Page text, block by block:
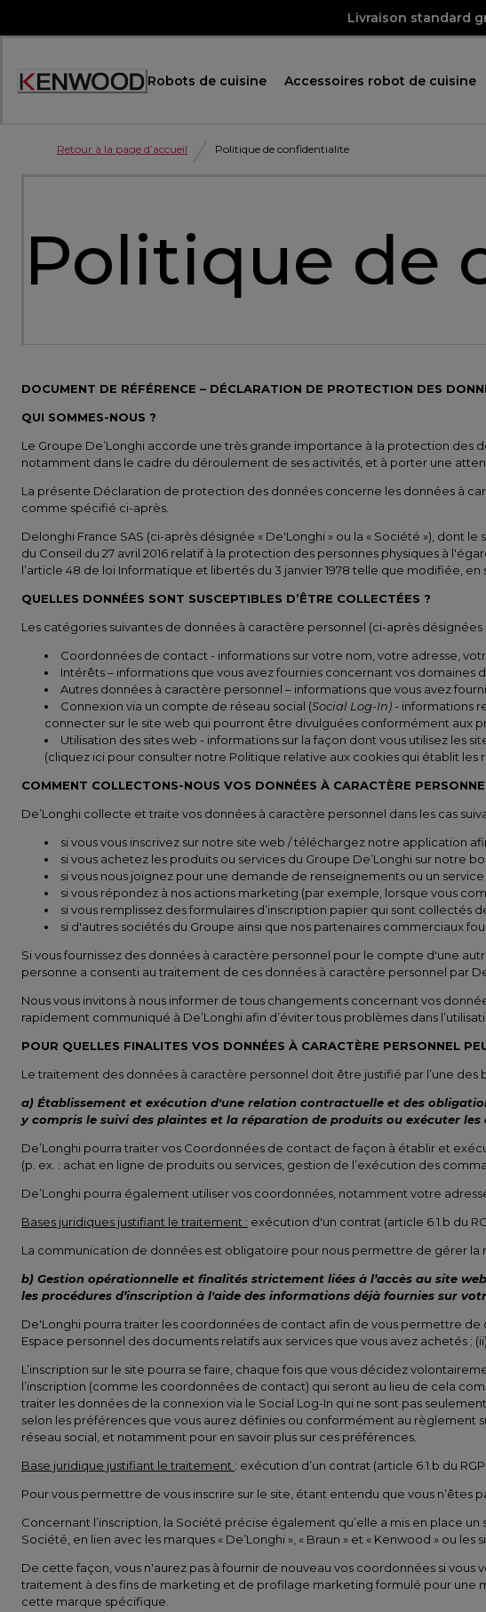
Livraison standard
Accessibility
Robots de cuisine Accessoires robot de cuisine
Retour à la page d’accueil Politique de confidentialite
Politique de
DOCUMENT DE RÉFÉRENCE – DÉCLARATION DE PROTECTION DES
QUI SOMMES-NOUS ?
Le Groupe De’Longhi accorde une très grande importance à la protection des
notamment dans le cadre du déroulement de ses activités, et à porter une
La présente Déclaration de protection des données concerne les données à
comme spécifié ci-après.
Delonghi France SAS (ci-après désignée « De'Longhi » ou la « Société »), dont
du Conseil du 27 avril 2016 relatif à la protection des personnes physiques à
l’article 48 de loi Informatique et libertés du 3 janvier 1978 telle que modifiée,
QUELLES DONNÉES SONT SUSCEPTIBLES D’ÊTRE COLLECTÉES ?
Les catégories suivantes de données à caractère personnel (ci-après
Coordonnées de contact - informations sur votre nom, votre adresse,
Intérêts – informations que vous avez fournies concernant vos domaines
Autres données à caractère personnel – informations que vous avez
Connexion via un compte de réseau social (Social Log-In) - informations
connecter sur le site web qui pourront être divulguées conformément aux
Utilisation des sites web - informations sur la façon dont vous utilisez les
(cliquez ici pour consulter notre Politique relative aux cookies qui établit les
COMMENT COLLECTONS-NOUS VOS DONNÉES À CARACTÈRE
De’Longhi collecte et traite vos données à caractère personnel dans les cas
si vous vous inscrivez sur notre site web / téléchargez notre application
si vous achetez les produits ou services du Groupe De’Longhi sur notre
si vous nous joignez pour une demande de renseignements ou un
si vous répondez à nos actions marketing (par exemple, lorsque vous
si vous remplissez des formulaires d’inscription papier qui sont
si d'autres sociétés du Groupe ainsi que nos partenaires commerciaux
Si vous fournissez des données à caractère personnel pour le compte d'une
personne a consenti au traitement de ces données à caractère personnel par
Nous vous invitons à nous informer de tous changements concernant vos
rapidement communiqué à De’Longhi afin d’éviter tous problèmes dans
POUR QUELLES FINALITES VOS DONNÉES À CARACTÈRE PERSONNEL
Le traitement des données à caractère personnel doit être justifié par l’une
a) Établissement et exécution d'une relation contractuelle et des
y compris le suivi des plaintes et la réparation de produits ou exécuter
De’Longhi pourra traiter vos Coordonnées de contact de façon à établir et
(p. ex. : achat en ligne de produits ou services, gestion de l’exécution des
De’Longhi pourra également utiliser vos coordonnées, notamment votre
Bases juridiques justifiant le traitement : exécution d'un contrat (article 6.1.b du
La communication de données est obligatoire pour nous permettre de gérer la
b) Gestion opérationnelle et finalités strictement liées à l’accès au site
les procédures d’inscription à l'aide des informations déjà fournies sur
De'Longhi pourra traiter les coordonnées de contact afin de vous permettre
Espace personnel des documents relatifs aux services que vous avez achetés
L’inscription sur le site pourra se faire, chaque fois que vous décidez
l’inscription (comme les coordonnées de contact) qui seront au lieu de cela
traiter les données de la connexion via le Social Log-In qui ne sont pas
selon les préférences que vous aurez définies ou conformément au règlement
réseau social, et notamment pour en savoir plus sur ces préférences.
Base juridique justifiant le traitement : exécution d’un contrat (article 6.1.b du
Pour vous permettre de vous inscrire sur le site, étant entendu que vous n’êtes
Concernant l’inscription, la Société précise également qu’elle a mis en place
Société, en lien avec les marques « De’Longhi », « Braun » et « Kenwood »
De cette façon, vous n'aurez pas à fournir de nouveau vos coordonnées si vous
traitement à des fins de marketing et de profilage marketing formulé pour une
cette marque spécifique.